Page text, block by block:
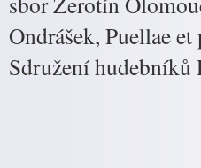
Ondrášek, Puellae
Sdružení hudebníků